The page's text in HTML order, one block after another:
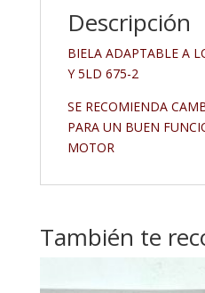
Descripción
BIELA ADAPTABLE A
Y 5LD 675-2
SE RECOMIENDA
PARA UN BUEN
MOTOR
También te